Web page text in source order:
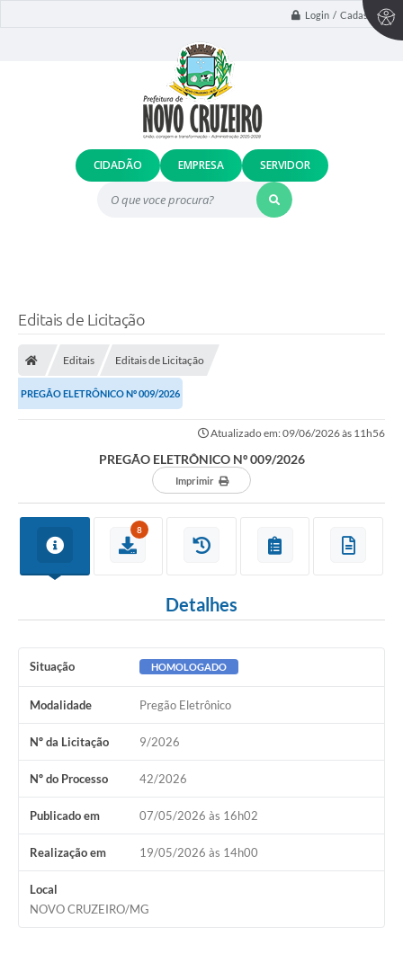
Login / Cadastro
O que voce procura?
CIDADÃO EMPRESA SERVIDOR
Editais de Licitação
Editais Editais de Licitação
PREGÃO ELETRÔNICO Nº 009/2026
Atualizado em: 09/06/2026 às 11h56
PREGÃO ELETRÔNICO Nº 009/2026
Imprimir
8
Detalhes
Situação HOMOLOGADO
Modalidade Pregão Eletrônico
Nº da Licitação 9/2026
Nº do Processo 42/2026
Publicado em 07/05/2026 às 16h02
Realização em 19/05/2026 às 14h00
Local
NOVO CRUZEIRO/MG